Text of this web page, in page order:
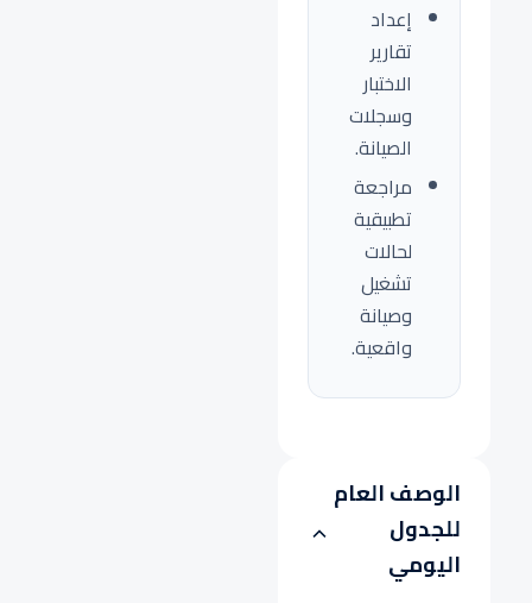
إعداد
تقارير
الاختبار
وسجلات
الصيانة.
مراجعة
تطبيقية
لحالات
تشغيل
وصيانة
واقعية.
الوصف العام
للجدول
اليومي